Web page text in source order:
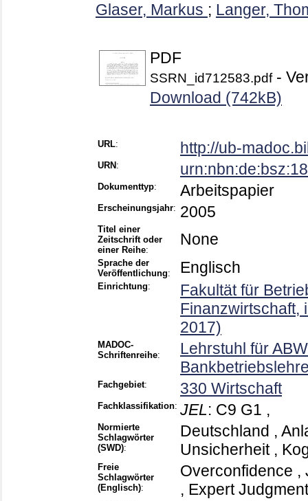
Glaser, Markus ; Langer,
PDF
SSRN_id712583.pdf-
Download (742kB)
URL: http://ub-
URN :
Dokumenttyp: Arbeitspapier
Erscheinungsjahr: 2005
Titel einer
Zeitschrift oder
einer Reihe:
None
Sprache der
Veröffentlichung: Englisch
Einrichtung:
Fakultät für
Finanzwirtschaft,
2017)
MADOC-
Schriftenreihe:
Lehrstuhl für
Fachgebiet: 330 Wirtschaft
Fachklassifikation: JEL: C9 G1 ,
Normierte
Schlagwörter
(SWD):
Deutschland ,
Unsicherheit ,
Freie
Schlagwörter
(Englisch):
Overconfidence ,
, Expert Judgment